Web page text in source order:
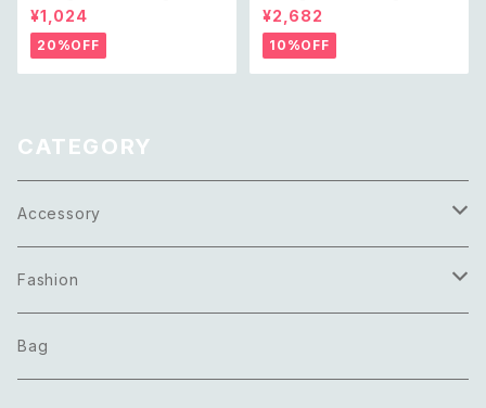
e mini pin brooch レトロ ア
メリカ ヴィンテージ アクセサリ
ー レトロ ゴールド ミニ ピン ブ
ローチ
¥1,024
20%OFF
jou earring レトロ ヴィンテー
ジ アクセサリー グリーン ビジュ
ー イヤリング
¥2,682
10%OFF
CATEGORY
Accessory
Necklace
Pierce
Fashion
Tops
Bag